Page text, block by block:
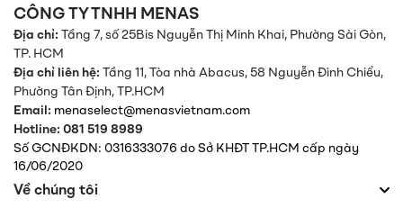
CÔNG TY TNHH MENAS
Địa chỉ:Tầng 7, số 25Bis Nguyễn Thị Minh Khai, Phường Sài Gòn,
TP. HCM
Địa chỉ liên hệ:Tầng 11, Tòa nhà Abacus, 58 Nguyễn Đình Chiểu,
Phường Tân Định,TP.HCM
Email: menaselect@menasvietnam.com
Hotline: 081 519 8989
Số GCNĐKDN: 0316333076 do Sở KHĐT TP.HCM cấp ngày
16/06/2020
Về chúng tôi